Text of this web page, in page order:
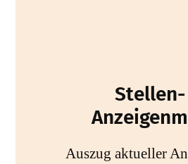
Auszug aktueller